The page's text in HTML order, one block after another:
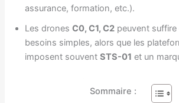
assurance, formation, etc.).
Les dronesC0, C1, C2 peuvent
besoins simples, alors que les
imposent souventSTS-01 et un
Sommaire :